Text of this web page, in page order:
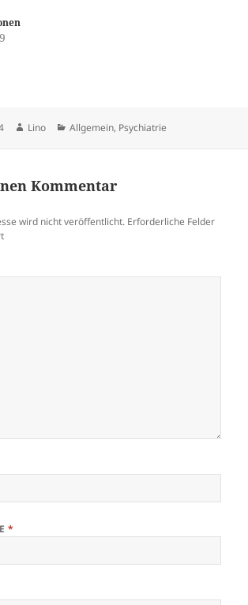
Autor
Lino Kategorien
Allgemein, Psychiatrie
Kommentar
wird nicht veröffentlicht. Erforderliche Felder
*